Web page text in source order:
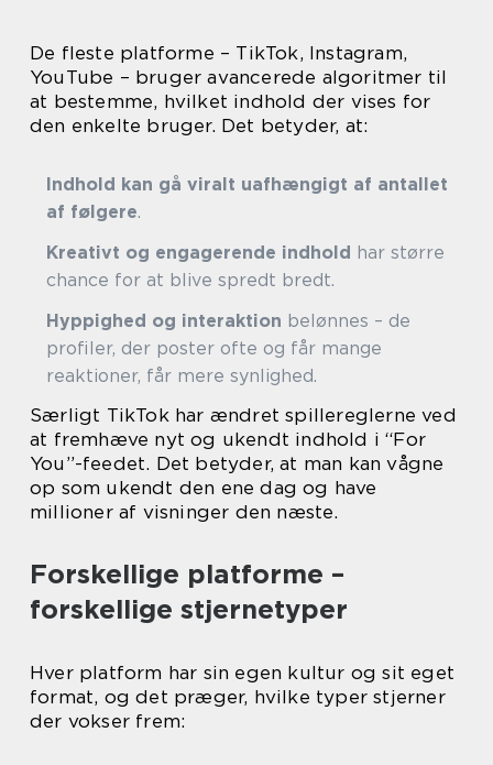
De fleste platforme – TikTok, Instagram,
YouTube – bruger avancerede algoritmer til
at bestemme, hvilket indhold der vises for
den enkelte bruger. Det betyder, at:
Indhold kan gå viralt uafhængigt af antallet
af følgere.
Kreativt og engagerende indhold har større
chance for at blive spredt bredt.
Hyppighed og interaktion belønnes – de
profiler, der poster ofte og får mange
reaktioner, får mere synlighed.
Særligt TikTok har ændret spillereglerne ved
at fremhæve nyt og ukendt indhold i “For
You”-feedet. Det betyder, at man kan vågne
op som ukendt den ene dag og have
millioner af visninger den næste.
Forskellige platforme –
forskellige stjernetyper
Hver platform har sin egen kultur og sit eget
format, og det præger, hvilke typer stjerner
der vokser frem: